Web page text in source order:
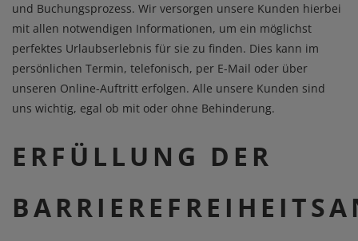
und Buchungsprozess. Wir versorgen unsere Kunden hierbei
mit allen notwendigen Informationen, um ein möglichst
perfektes Urlaubserlebnis für sie zu finden. Dies kann im
persönlichen Termin, telefonisch, per E-Mail oder über
unseren Online-Auftritt erfolgen. Alle unsere Kunden sind
uns wichtig, egal ob mit oder ohne Behinderung.
ERFÜLLUNG DER